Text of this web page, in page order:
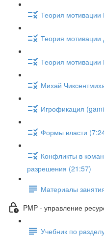
Теория
Теория
Теория мотивации
Михай
Игрофикация
Формы власти
Конфликты в
разрешения (21:57)
Материалы
PMP - управление
Учебник по